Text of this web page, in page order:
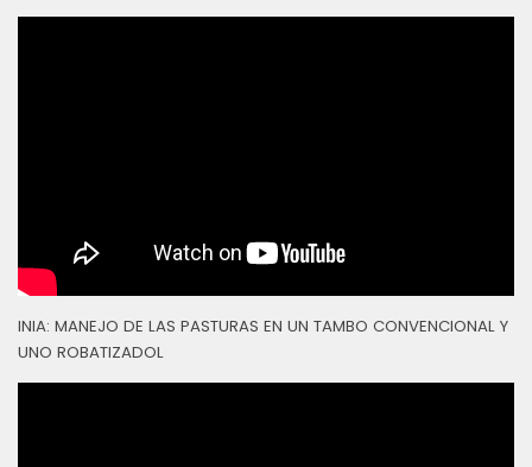
INIA: MANEJO DE LAS PASTURAS EN UN TAMBO CONVENCIONAL Y
UNO ROBATIZADOL